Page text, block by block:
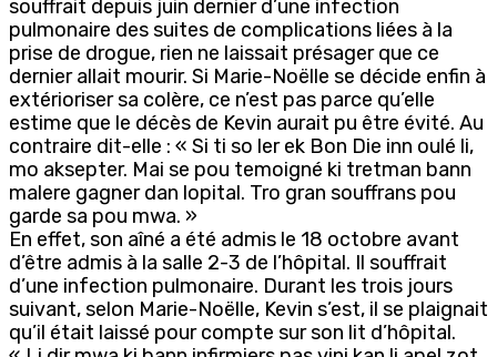
souffrait depuis juin dernier d’une infection
pulmonaire des suites de complications liées à la
prise de drogue, rien ne laissait présager que ce
dernier allait mourir. Si Marie-Noëlle se décide enfin à
extérioriser sa colère, ce n’est pas parce qu’elle
estime que le décès de Kevin aurait pu être évité. Au
contraire dit-elle : « Si ti so ler ek Bon Die inn oulé li,
mo aksepter. Mai se pou temoigné ki tretman bann
malere gagner dan lopital. Tro gran souffrans pou
garde sa pou mwa. »
En effet, son aîné a été admis le 18 octobre avant
d’être admis à la salle 2-3 de l’hôpital. Il souffrait
d’une infection pulmonaire. Durant les trois jours
suivant, selon Marie-Noëlle, Kevin s’est, il se plaignait
qu’il était laissé pour compte sur son lit d’hôpital.